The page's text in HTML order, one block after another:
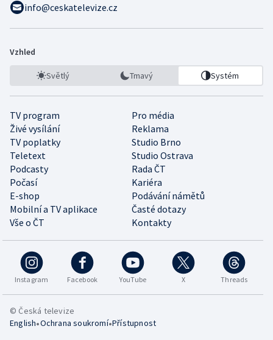
info@ceskatelevize.cz
Vzhled
Světlý Tmavý Systém
TV program
Pro média
Živé vysílání
Reklama
TV poplatky
Studio Brno
Teletext
Studio Ostrava
Podcasty
Rada ČT
Počasí
Kariéra
E-shop
Podávání námětů
Mobilní a TV aplikace
Časté dotazy
Vše o ČT
Kontakty
Instagram Facebook YouTube X Threads
© Česká televize
English•Ochrana soukromí•Přístupnost